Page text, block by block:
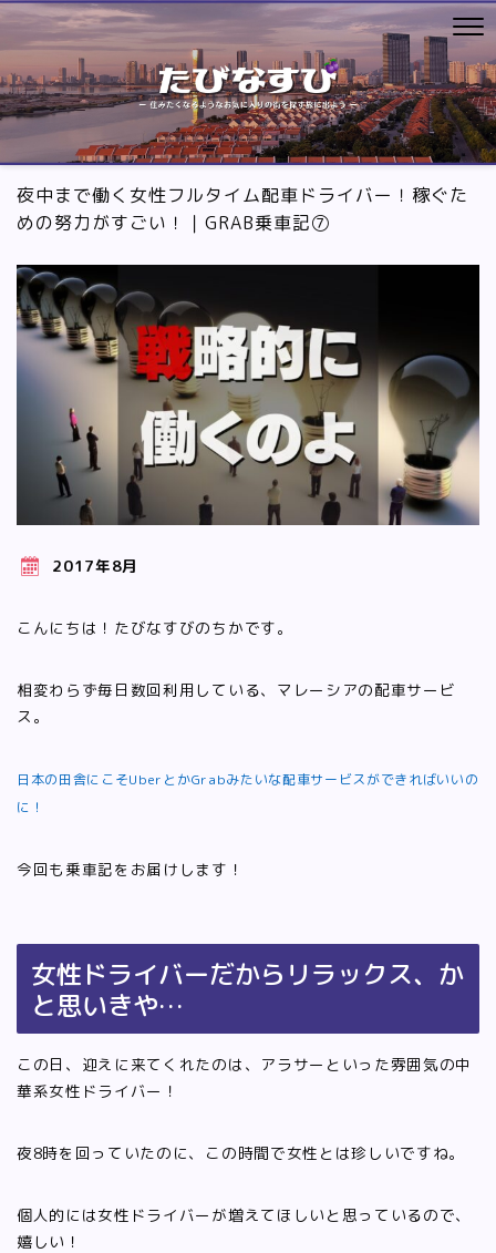
夜中まで働く女性フルタイム配車ドライバー！稼ぐた
めの努力がすごい！｜GRAB乗車記⑦
2017年8月
こんにちは！たびなすびのちかです。
相変わらず毎日数回利用している、マレーシアの配車サービ
ス。
日本の田舎にこそUberとかGrabみたいな配車サービスができればいいの
に！
今回も乗車記をお届けします！
女性ドライバーだからリラックス、か
と思いきや…
この日、迎えに来てくれたのは、アラサーといった雰囲気の中
華系女性ドライバー！
夜8時を回っていたのに、この時間で女性とは珍しいですね。
個人的には女性ドライバーが増えてほしいと思っているので、
嬉しい！